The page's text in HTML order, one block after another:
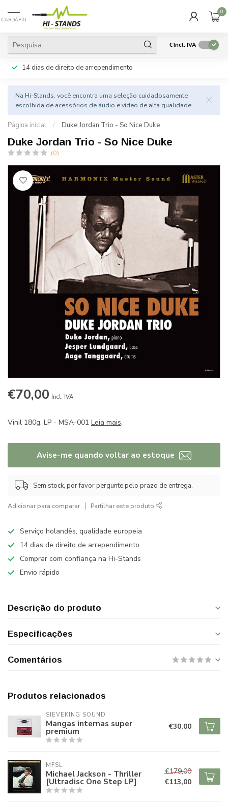
CARDÁPIO
0
€Incl. IVA
14 dias de direito de arrependimento
Na Hi-Stands, você encontra uma seleção cuidadosamente
escolhida de acessórios de áudio e vídeo de alta qualidade.
Página inicial / Duke Jordan Trio - So Nice Duke
Duke Jordan Trio - So Nice Duke
(0)
€70,00 Incl. IVA
Vinil 180g, LP - MSA-001 Leia mais.
Avise-me quando voltar ao estoque
Sem stock, por favor pergunte pelo prazo de entrega.
Adicionar para comparar Partilhar este produto
Serviço holandês, qualidade europeia
14 dias de direito de arrependimento
Comprar com confiança na Hi-Stands
Envio rápido
Descrição do produto
Especificações
Comentários
Produtos relacionados
SIEVEKING SOUND
Mangas internas super
premium €30,00
MFSL
Michael Jackson - Thriller
[Ultradisc One Step LP]
€179,00
€113,00